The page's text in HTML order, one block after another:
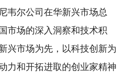
韦尔公司在华新兴市场总
市场的深入洞察和技术积
兴市场为先，以科技创新为
力和开拓进取的创业家精神